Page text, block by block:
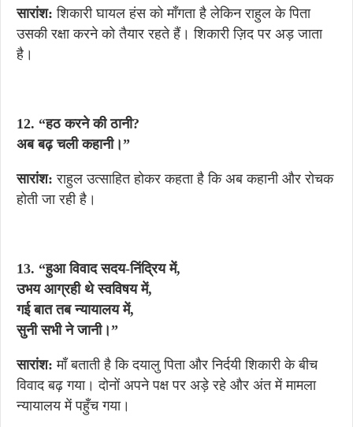
सारांश: शिकारी घायल हंस को माँगता है लेकिन राहुल के पिता
उसकी रक्षा करने को तैयार रहते हैं। शिकारी ज़िद पर अड़ जाता
है।
12. “हठ करने की ठानी?
अब बढ़ चली कहानी।”
सारांश: राहुल उत्साहित होकर कहता है कि अब कहानी और रोचक
होती जा रही है।
13. “हुआ विवाद सदय-निंद्रिय में,
उभय आग्रही थे स्वविषय में,
गई बात तब न्यायालय में,
सुनी सभी ने जानी।”
सारांश: माँ बताती है कि दयालु पिता और निर्दयी शिकारी के बीच
विवाद बढ़ गया। दोनों अपने पक्ष पर अड़े रहे और अंत में मामला
न्यायालय में पहुँच गया।